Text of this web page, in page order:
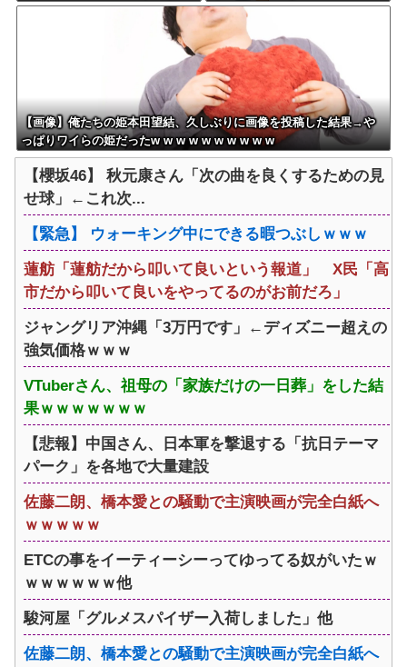
wwwwwww
持ち上げる姿披露
【画像】俺たちの姫本田望結、久しぶりに画像を投稿した結果→や
っぱりワイらの姫だったw w w w w w w w w w
【櫻坂46】 秋元康さん「次の曲を良くするための見
せ球」←これ次...
【緊急】 ウォーキング中にできる暇つぶしｗｗｗ
蓮舫「蓮舫だから叩いて良いという報道」 X民「高
市だから叩いて良いをやってるのがお前だろ」
ジャングリア沖縄「3万円です」←ディズニー超えの
強気価格ｗｗｗ
VTuberさん、祖母の「家族だけの一日葬」をした結
果ｗｗｗｗｗｗｗ
【悲報】中国さん、日本軍を撃退する「抗日テーマ
パーク」を各地で大量建設
佐藤二朗、橋本愛との騒動で主演映画が完全白紙へ
ｗｗｗｗｗ
ETCの事をイーティーシーってゆってる奴がいたｗ
ｗｗｗｗｗｗ他
駿河屋「グルメスパイザー入荷しました」他
佐藤二朗、橋本愛との騒動で主演映画が完全白紙へ